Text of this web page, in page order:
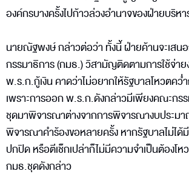
องค์กรบางครั้งไปก้าวล่วงอำนาจของฝ่ายบริหา
นายณัฐพงษ์ กล่าวต่อว่า ทั้งนี้ ฝ่ายค้านจะเส
กรรมาธิการ (กมธ.) วิสามัญติดตามการใช้จ่า
พ.ร.ก.กู้เงิน คาดว่าไม่อยากให้รัฐบาลโหวตค
เพราะการออก พ.ร.ก.ดังกล่าวมีเพียงคณะกร
ชุดมาพิจารณาต่างจากการพิจารณางบประม
พิจารณาคำร้องขอหลายครั้ง หากรัฐบาลไม่ได้
ปกปิด หรือตีเช็กเปล่าก็ไม่มีความจำเป็นต้องโห
กมธ.ชุดดังกล่าว